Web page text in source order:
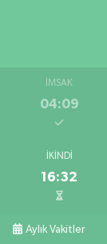
İMSAK
04:09
İKINDI
16:32
Aylık Vakitler